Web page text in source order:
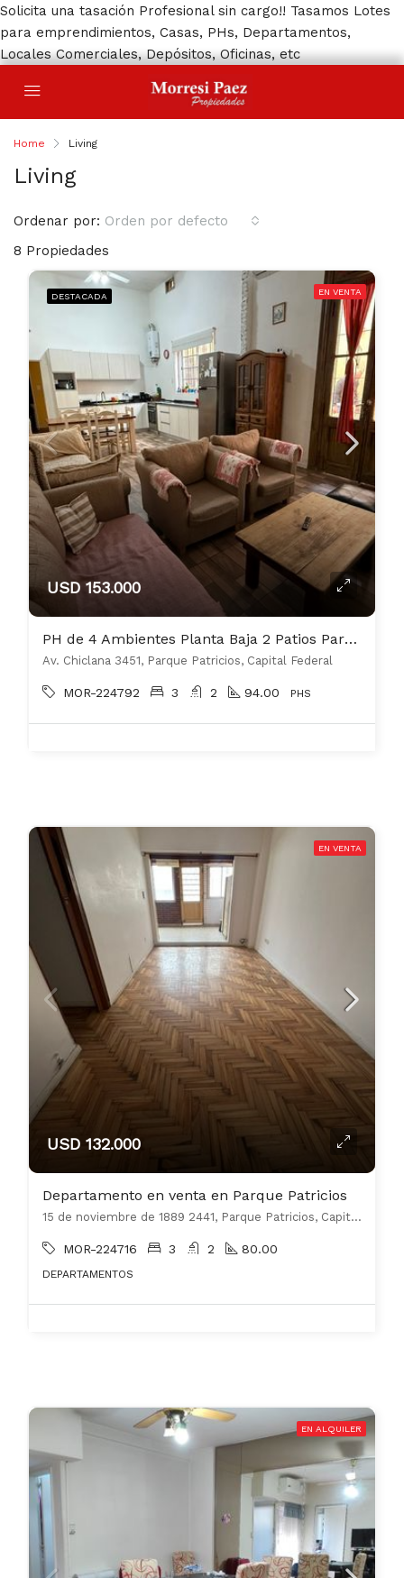
Solicita una tasación Profesional sin cargo!! Tasamos Lotes
para emprendimientos, Casas, PHs, Departamentos,
Locales Comerciales, Depósitos, Oficinas, etc
Home Living
Living
8 Propiedades
Ordenar por: Orden por defecto
DESTACADA EN VENTA
USD 153.000
PH de 4 Ambientes Planta Baja 2 Patios Parrilla 123 m2 aprox. Excelente Estado!
Av. Chiclana 3451, Parque Patricios, Capital Federal
MOR-224792 3 2 94.00 PHS
EN VENTA
USD 132.000
Departamento en venta en Parque Patricios
15 de noviembre de 1889 2441, Parque Patricios, Capital Federal
MOR-224716 3 2 80.00
DEPARTAMENTOS
EN ALQUILER